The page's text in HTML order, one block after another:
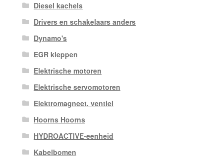
Diesel kachels
Drivers en schakelaars anders
Dynamo's
EGR kleppen
Elektrische motoren
Elektrische servomotoren
Elektromagneet. ventiel
Hoorns Hoorns
HYDROACTIVE-eenheid
Kabelbomen